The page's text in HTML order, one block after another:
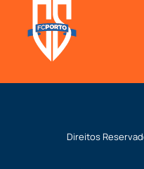
Direitos